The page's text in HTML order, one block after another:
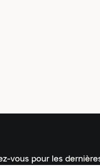
vous pour les